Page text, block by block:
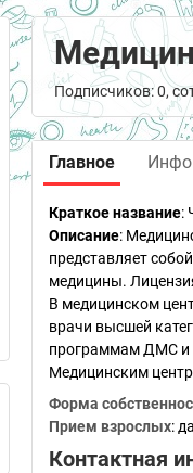
Подписчиков: 0,
Главное
Краткое название:
Описание:
представляет
медицины.
В медицинском
врачи высшей
программам ДМС
Медицинским
Форма
Прием взрослых: да
Контактная